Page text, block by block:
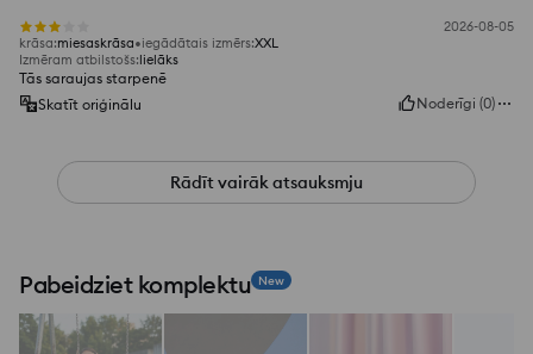
2026-08-05
krāsa:miesaskrāsa iegādātais izmērs:XXL
Izmēram atbilstošs:lielāks
Tās saraujas starpenē
Skatīt oriģinālu
Noderīgi (0)
Rādīt vairāk atsauksmju
Pabeidziet komplektu New